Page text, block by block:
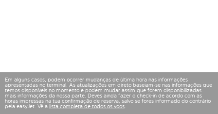
Em alguns casos, podem ocorrer mudanças de última hora nas informações
apresentadas no terminal. As atualizações em direto baseiam-se nas informações que
temos disponíveis no momento e podem mudar assim que forem disponibilizadas
mais informações da nossa parte. Deves ainda fazer o check-in de acordo com as
horas impressas na tua confirmação de reserva, salvo se fores informado do contrário
pela easyJet. Vê a lista completa de todos os voos.